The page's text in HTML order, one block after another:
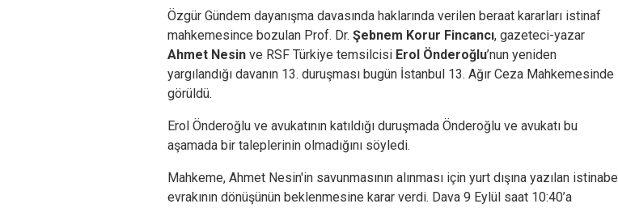
Özgür Gündem dayanışma davasında haklarında verilen beraat kararları istinaf
mahkemesince bozulan Prof. Dr. Şebnem Korur Fincancı, gazeteci-yazar
Ahmet Nesin ve RSF Türkiye temsilcisi Erol Önderoğlu’nun yeniden
yargılandığı davanın 13. duruşması bugün İstanbul 13. Ağır Ceza Mahkemesinde
görüldü.
Erol Önderoğlu ve avukatının katıldığı duruşmada Önderoğlu ve avukatı bu
aşamada bir taleplerinin olmadığını söyledi.
Mahkeme, Ahmet Nesin'in savunmasının alınması için yurt dışına yazılan istinabe
evrakının dönüşünün beklenmesine karar verdi. Dava 9 Eylül saat 10:40’a